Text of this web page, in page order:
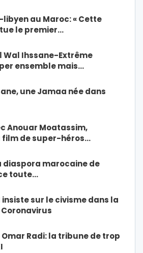
au Maroc: « Cette
le premier…
Wal Ihssane-Extrême
ensemble mais…
une Jamaa née dans
Anouar Moatassim,
de super-héros…
diaspora marocaine de
toute…
sur le civisme dans la
Radi: la tribune de trop